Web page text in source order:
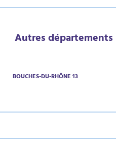
Autres départements
BOUCHES-DU-RHÔNE 13